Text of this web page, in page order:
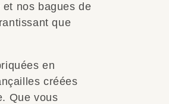
nos bagues de
que
en
créées
Que vous